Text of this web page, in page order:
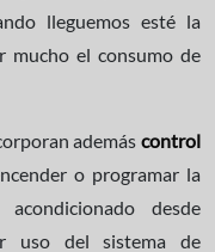
lleguemos esté la
mucho el consumo de
además control
o programar la
desde
uso del sistema de